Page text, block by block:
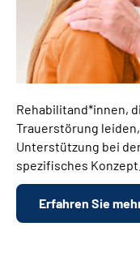
Rehabilitand*innen,
Trauerstörung
Unterstützung bei
spezifisches Konzept.
Erfahren Sie